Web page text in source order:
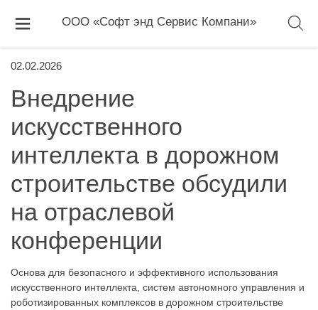
ООО «Софт энд Сервис Компани»
02.02.2026
Внедрение
искусственного
интеллекта в дорожном
строительстве обсудили
на отраслевой
конференции
Основа для безопасного и эффективного использования
искусственного интеллекта, систем автономного управления и
роботизированных комплексов в дорожном строительстве